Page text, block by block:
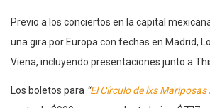
Previo a los conciertos en la capital
una gira por Europa con fechas en Madrid,
Viena, incluyendo presentaciones junto a
Los boletos para “El Círculo de lxs Mariposas